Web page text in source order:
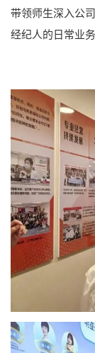
带领师生深入公
经纪人的日常业